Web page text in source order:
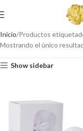
Inicio Productos
Mostrando el único
Show sidebar